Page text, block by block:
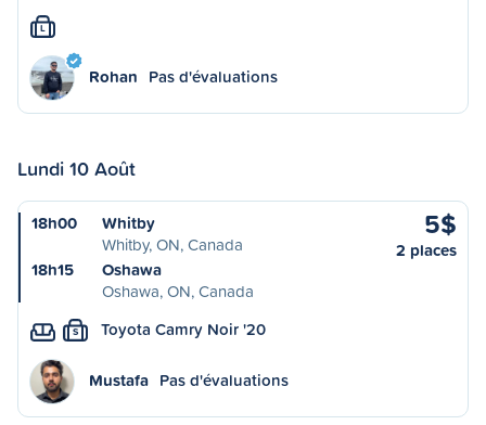
L
Rohan Pas d'évaluations
Lundi 10 Août
18h00
Whitby
Whitby, ON, Canada
18h15
Oshawa
Oshawa, ON, Canada
5$
2 places
S Toyota Camry Noir '20
Mustafa Pas d'évaluations